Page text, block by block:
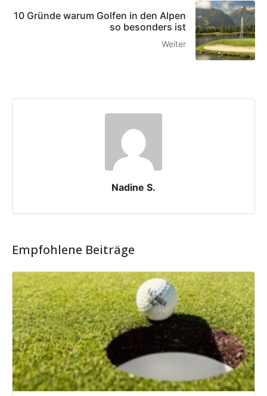
10 Gründe warum Golfen in den Alpen
so besonders ist
Weiter
Nadine S.
Empfohlene Beiträge